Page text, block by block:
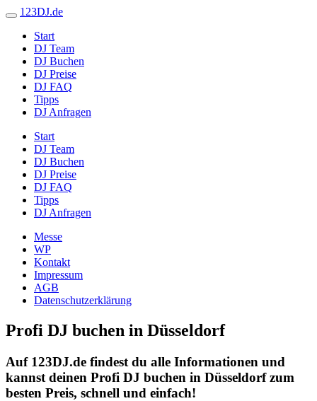
123DJ.de
Start
DJ Team
DJ Buchen
DJ Preise
DJ FAQ
Tipps
DJ Anfragen
Start
DJ Team
DJ Buchen
DJ Preise
DJ FAQ
Tipps
DJ Anfragen
Messe
WP
Kontakt
Impressum
AGB
Datenschutzerklärung
Profi DJ buchen in Düsseldorf
Auf 123DJ.de findest du alle Informationen und
kannst deinen Profi DJ buchen in Düsseldorf zum
besten Preis, schnell und einfach!